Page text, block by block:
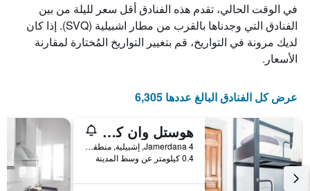
في الوقت الحالي، تقدم هذه الفنادق أقل سعر لليلة من بين
الفنادق التي وجدناها بالقرب من مطار اشبيلية (SVQ). إذا كان
لديك مرونة في التواريخ، قم بتغيير التواريخ المُختارة لمقارنة
الأسعار.
عرض كل الفنادق البالغ عددها 6,305
هوستل وان كاتدرال
Jamerdana 4, إشبيلية, منطقة أندلوسيا, أسبانيا
0.4 كيلومتر عن وسط المدينة